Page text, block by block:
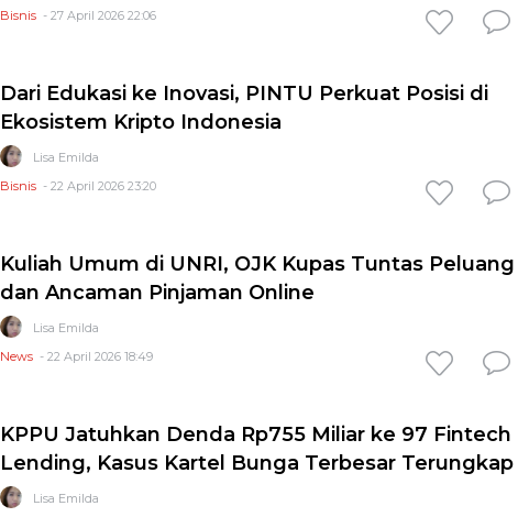
Bisnis - 27 April 2026 22:06
Dari Edukasi ke Inovasi, PINTU Perkuat Posisi di
Ekosistem Kripto Indonesia
Lisa Emilda
Bisnis - 22 April 2026 23:20
Kuliah Umum di UNRI, OJK Kupas Tuntas Peluang
dan Ancaman Pinjaman Online
Lisa Emilda
News - 22 April 2026 18:49
KPPU Jatuhkan Denda Rp755 Miliar ke 97 Fintech
Lending, Kasus Kartel Bunga Terbesar Terungkap
Lisa Emilda